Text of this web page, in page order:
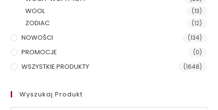
WOOL (13)
ZODIAC (12)
NOWOŚCI (134)
PROMOCJE (0)
WSZYSTKIE PRODUKTY (1648)
Wyszukaj Produkt